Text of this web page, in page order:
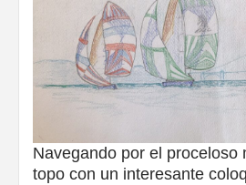
Navegando por el proceloso
topo con un interesante